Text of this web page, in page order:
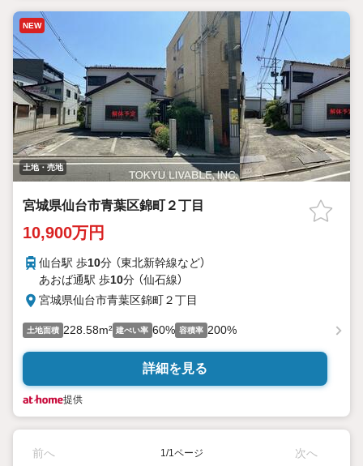
NEW
土地・売地
宮城県仙台市青葉区錦町２丁目
10,900万円
仙台駅 歩10分 （東北新幹線など）
あおば通駅 歩10分 （仙石線）
宮城県仙台市青葉区錦町２丁目
土地面積 228.58m² 建ぺい率 60% 容積率 200%
詳細を見る
提供
前へ 1/1ページ 次へ